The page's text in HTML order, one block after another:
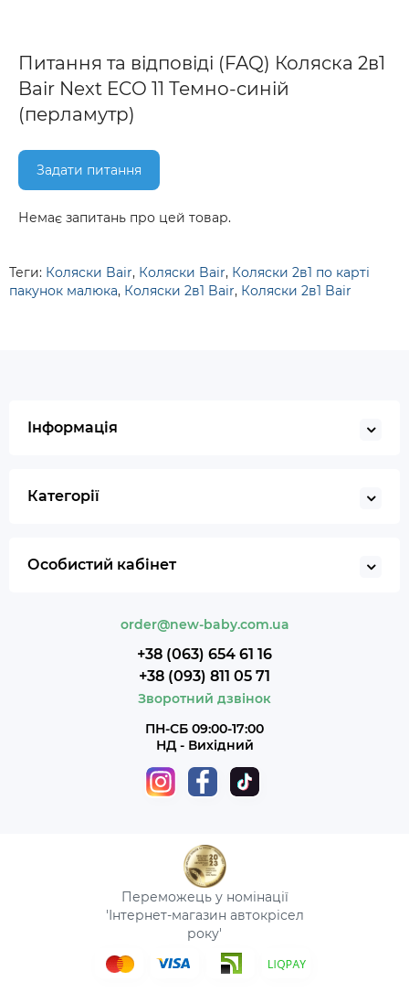
Питання та відповіді (FAQ) Коляска 2в1
Bair Next ECO 11 Темно-синій
(перламутр)
Задати питання
Немає запитань про цей товар.
Теги: Коляски Bair, Коляски Bair, Коляски 2в1 по карті
пакунок малюка, Коляски 2в1 Bair, Коляски 2в1 Bair
Інформація
Категорії
Особистий кабінет
order@new-baby.com.ua
+38 (063) 654 61 16
+38 (093) 811 05 71
Зворотний дзвінок
ПН-СБ 09:00-17:00
НД - Вихідний
Переможець у номінації
'Інтернет-магазин автокрісел
року'